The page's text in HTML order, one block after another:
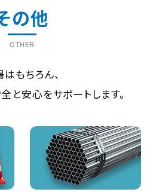
の他
OTHER
もちろん、
と安心をサポートします。